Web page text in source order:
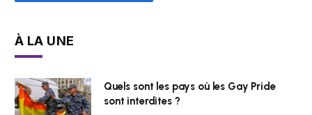
À LA UNE
Quels sont les pays où les Gay Pride
sont interdites ?